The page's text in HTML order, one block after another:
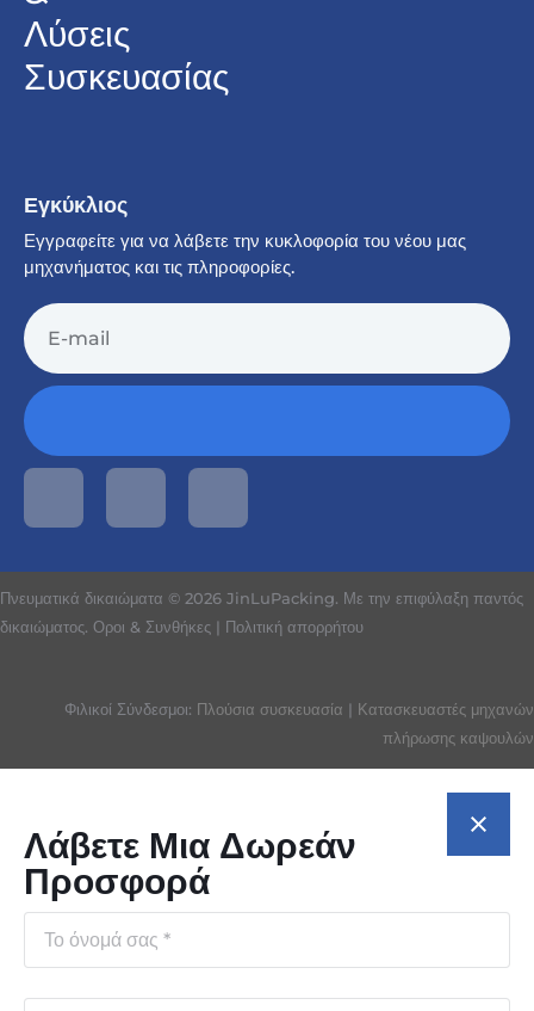
Λύσεις
Συσκευασίας
Εγκύκλιος
Εγγραφείτε για να λάβετε την κυκλοφορία του νέου μας
μηχανήματος και τις πληροφορίες.
Πνευματικά δικαιώματα © 2026 JinLuPacking. Με την επιφύλαξη παντός
δικαιώματος. Οροι & Συνθήκες | Πολιτική απορρήτου
Φιλικοί Σύνδεσμοι: Πλούσια συσκευασία | Κατασκευαστές μηχανών
πλήρωσης καψουλών
Λάβετε Μια Δωρεάν
Προσφορά